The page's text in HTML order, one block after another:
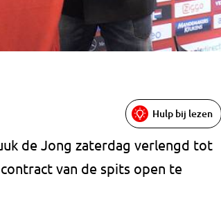
Hulp bij lezen
de Jong zaterdag verlengd tot
van de spits open te